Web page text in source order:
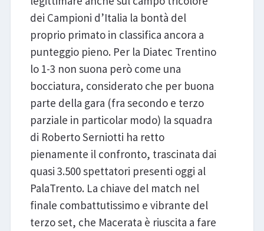
dei Campioni d’Italia la bontà del
proprio primato in classifica ancora a
punteggio pieno. Per la Diatec Trentino
lo 1-3 non suona però come una
bocciatura, considerato che per buona
parte della gara (fra secondo e terzo
parziale in particolar modo) la squadra
di Roberto Serniotti ha retto
pienamente il confronto, trascinata dai
quasi 3.500 spettatori presenti oggi al
PalaTrento. La chiave del match nel
finale combattutissimo e vibrante del
terzo set, che Macerata è riuscita a fare